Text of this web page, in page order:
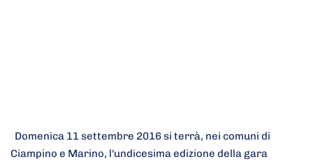
Domenica 11 settembre 2016 si terrà, nei comuni di
Ciampino e Marino, l'undicesima edizione della gara